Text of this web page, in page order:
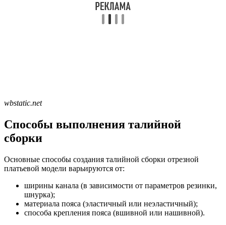
wbstatic.net
Способы выполнения талийной
сборки
Основные способы создания талийной сборки отрезной
платьевой модели варьируются от:
ширины канала (в зависимости от параметров резинки,
шнурка);
материала пояса (эластичный или неэластичный);
способа крепления пояса (вшивной или нашивной).